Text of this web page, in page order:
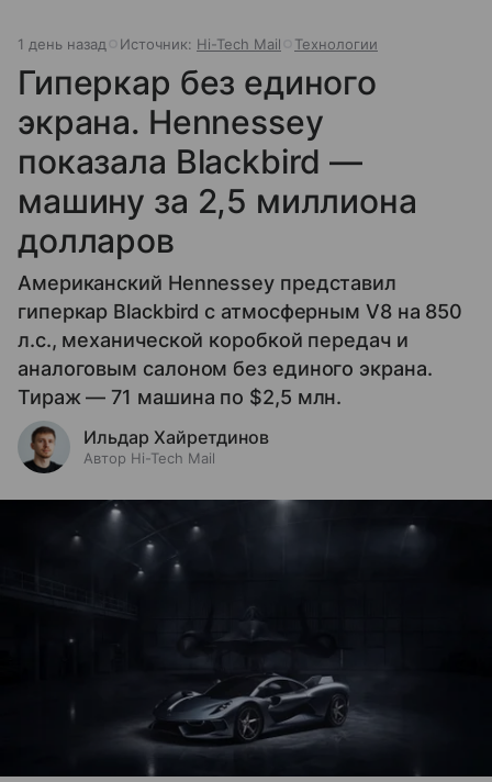
1 день назад Источник: Hi-Tech Mail Технологии
Гиперкар без единого
экрана. Hennessey
показала Blackbird —
машину за 2,5 миллиона
долларов
Американский Hennessey представил
гиперкар Blackbird с атмосферным V8 на 850
л.с., механической коробкой передач и
аналоговым салоном без единого экрана.
Тираж — 71 машина по $2,5 млн.
Ильдар Хайретдинов
Автор Hi-Tech Mail